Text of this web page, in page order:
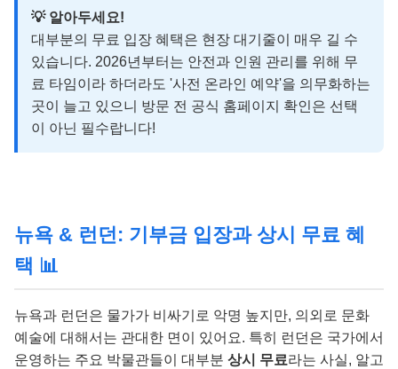
💡 알아두세요!
대부분의 무료 입장 혜택은 현장 대기줄이 매우 길 수
있습니다. 2026년부터는 안전과 인원 관리를 위해 무
료 타임이라 하더라도 '사전 온라인 예약'을 의무화하는
곳이 늘고 있으니 방문 전 공식 홈페이지 확인은 선택
이 아닌 필수랍니다!
뉴욕 & 런던: 기부금 입장과 상시 무료 혜
택 📊
뉴욕과 런던은 물가가 비싸기로 악명 높지만, 의외로 문화
예술에 대해서는 관대한 면이 있어요. 특히 런던은 국가에서
운영하는 주요 박물관들이 대부분 상시 무료라는 사실, 알고